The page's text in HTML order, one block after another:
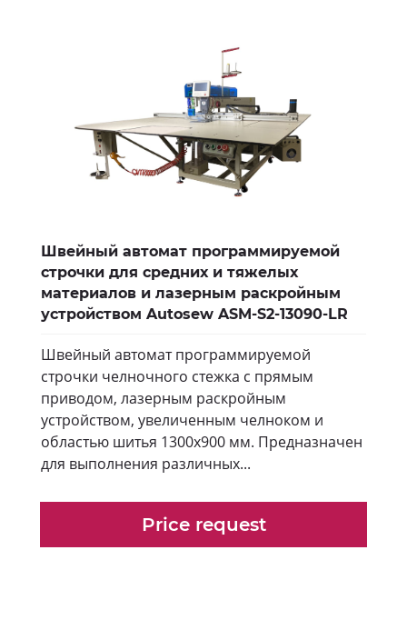
Швейный автомат программируемой
строчки для средних и тяжелых
материалов и лазерным раскройным
устройством Autosew ASM-S2-13090-LR
Швейный автомат программируемой
строчки челночного стежка с прямым
приводом, лазерным раскройным
устройством, увеличенным челноком и
областью шитья 1300х900 мм. Предназначен
для выполнения различных...
Price request